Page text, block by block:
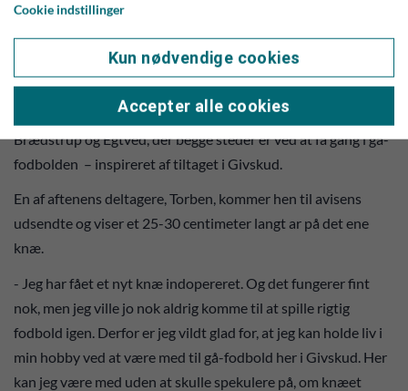
Spillerne kommer fra Givskud og omegn, men andre klubber
har fået øje på konceptet. Man har således haft besøg af både
Brædstrup og Egtved, der begge steder er ved at få gang i gå-
fodbolden – inspireret af tiltaget i Givskud.
En af aftenens deltagere, Torben, kommer hen til avisens
udsendte og viser et 25-30 centimeter langt ar på det ene
knæ.
- Jeg har fået et nyt knæ indopereret. Og det fungerer fint
nok, men jeg ville jo nok aldrig komme til at spille rigtig
fodbold igen. Derfor er jeg vildt glad for, at jeg kan holde liv i
min hobby ved at være med til gå-fodbold her i Givskud. Her
kan jeg være med uden at skulle spekulere på, om knæet
Cookie indstillinger
Kun nødvendige cookies
Accepter alle cookies